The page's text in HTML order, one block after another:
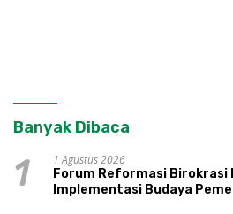
Banyak Dibaca
1
1 Agustus 2026
Forum Reformasi Birokrasi
Implementasi Budaya